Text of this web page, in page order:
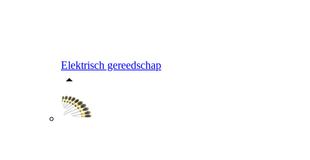
Elektrisch gereedschap